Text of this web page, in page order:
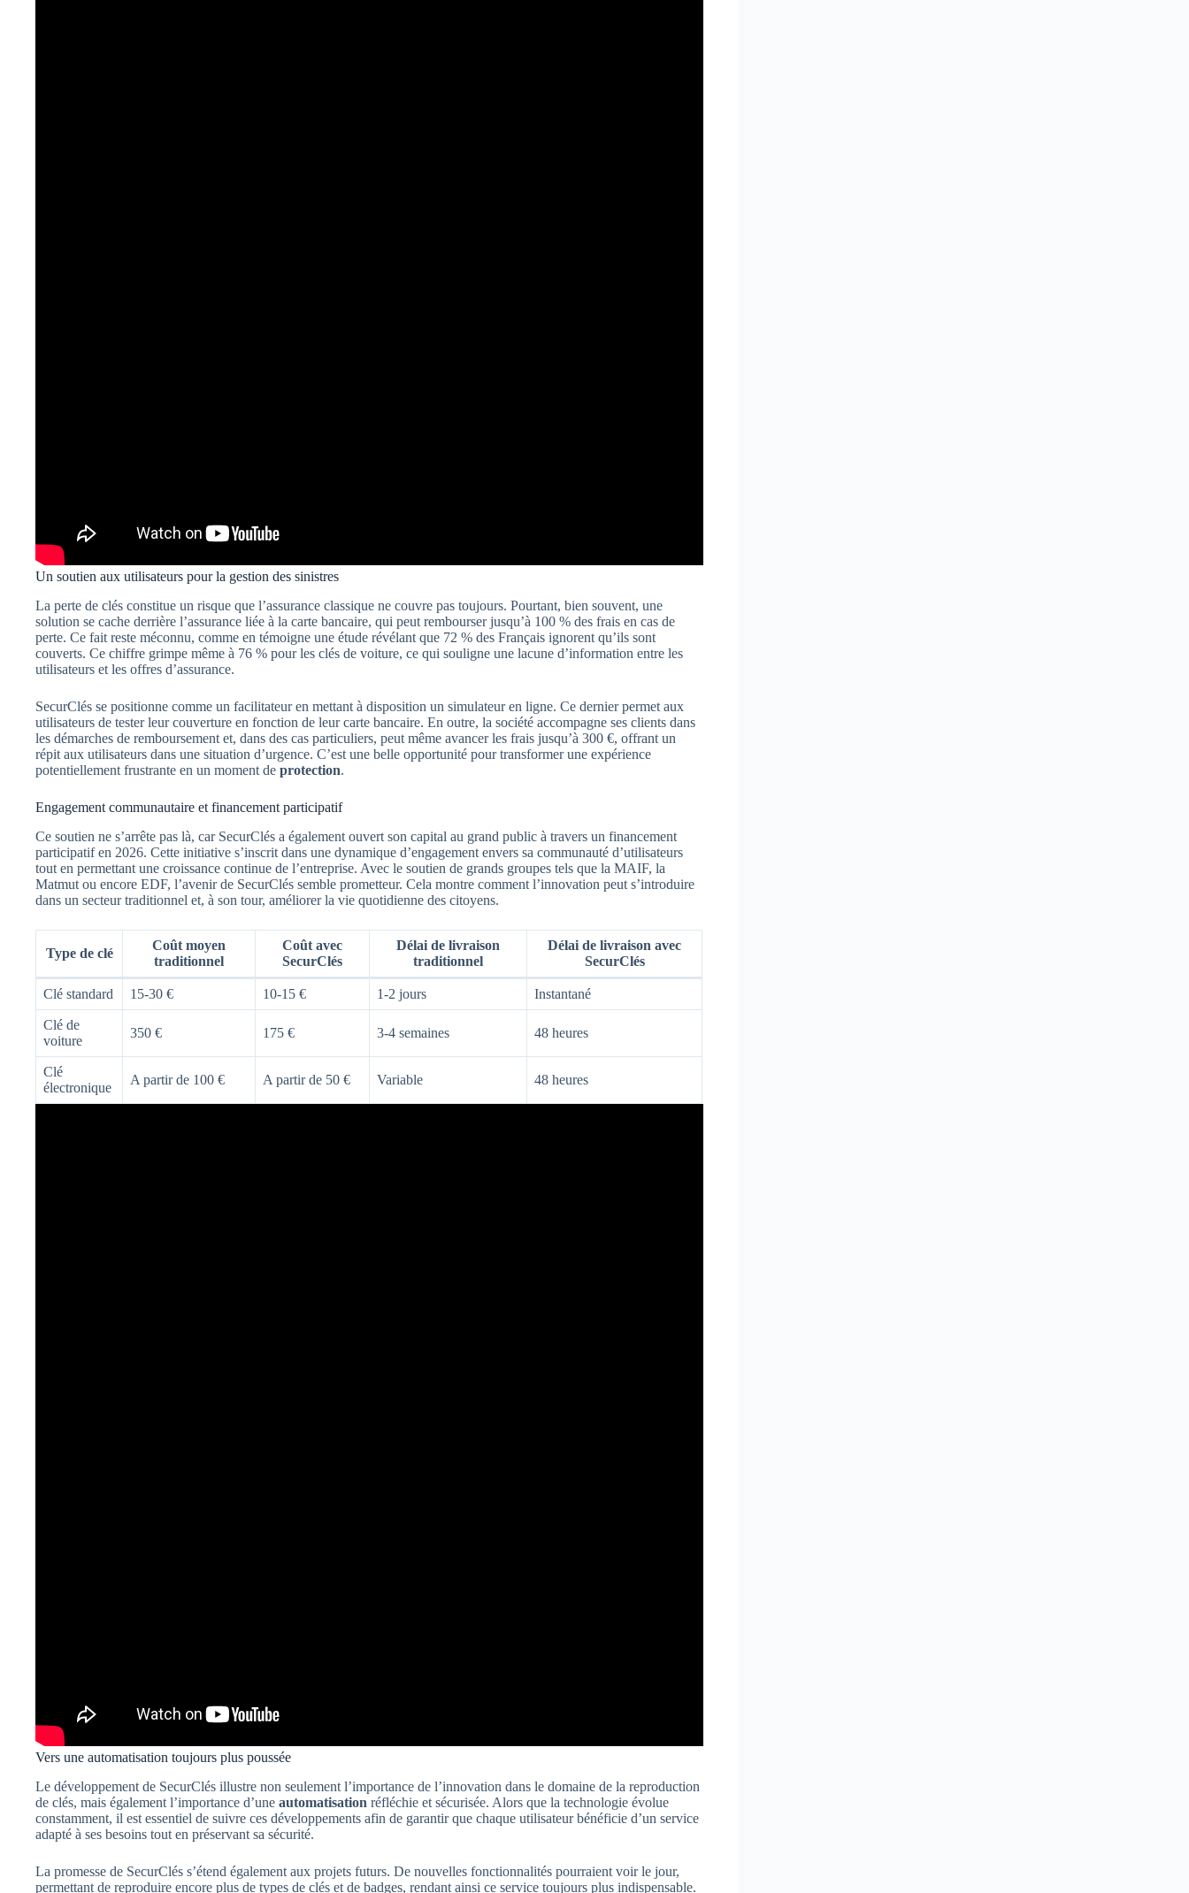
Un soutien aux utilisateurs pour la gestion des sinistres
La perte de clés constitue un risque que l’assurance classique ne couvre pas toujours. Pourtant, bien souvent, une
solution se cache derrière l’assurance liée à la carte bancaire, qui peut rembourser jusqu’à 100 % des frais en cas de
perte. Ce fait reste méconnu, comme en témoigne une étude révélant que 72 % des Français ignorent qu’ils sont
couverts. Ce chiffre grimpe même à 76 % pour les clés de voiture, ce qui souligne une lacune d’information entre les
utilisateurs et les offres d’assurance.
SecurClés se positionne comme un facilitateur en mettant à disposition un simulateur en ligne. Ce dernier permet aux
utilisateurs de tester leur couverture en fonction de leur carte bancaire. En outre, la société accompagne ses clients dans
les démarches de remboursement et, dans des cas particuliers, peut même avancer les frais jusqu’à 300 €, offrant un
répit aux utilisateurs dans une situation d’urgence. C’est une belle opportunité pour transformer une expérience
potentiellement frustrante en un moment de protection.
Engagement communautaire et financement participatif
Ce soutien ne s’arrête pas là, car SecurClés a également ouvert son capital au grand public à travers un financement
participatif en 2026. Cette initiative s’inscrit dans une dynamique d’engagement envers sa communauté d’utilisateurs
tout en permettant une croissance continue de l’entreprise. Avec le soutien de grands groupes tels que la MAIF, la
Matmut ou encore EDF, l’avenir de SecurClés semble prometteur. Cela montre comment l’innovation peut s’introduire
dans un secteur traditionnel et, à son tour, améliorer la vie quotidienne des citoyens.
Type de clé
Coût moyen
traditionnel
Coût avec
SecurClés
Délai de livraison
traditionnel
Délai de livraison avec
SecurClés
Clé standard 15-30 € 10-15 € 1-2 jours Instantané
Clé de
voiture
350 € 175 € 3-4 semaines 48 heures
Clé
électronique
A partir de 100 € A partir de 50 € Variable 48 heures
Vers une automatisation toujours plus poussée
Le développement de SecurClés illustre non seulement l’importance de l’innovation dans le domaine de la reproduction
de clés, mais également l’importance d’une automatisation réfléchie et sécurisée. Alors que la technologie évolue
constamment, il est essentiel de suivre ces développements afin de garantir que chaque utilisateur bénéficie d’un service
adapté à ses besoins tout en préservant sa sécurité.
La promesse de SecurClés s’étend également aux projets futurs. De nouvelles fonctionnalités pourraient voir le jour,
permettant de reproduire encore plus de types de clés et de badges, rendant ainsi ce service toujours plus indispensable.